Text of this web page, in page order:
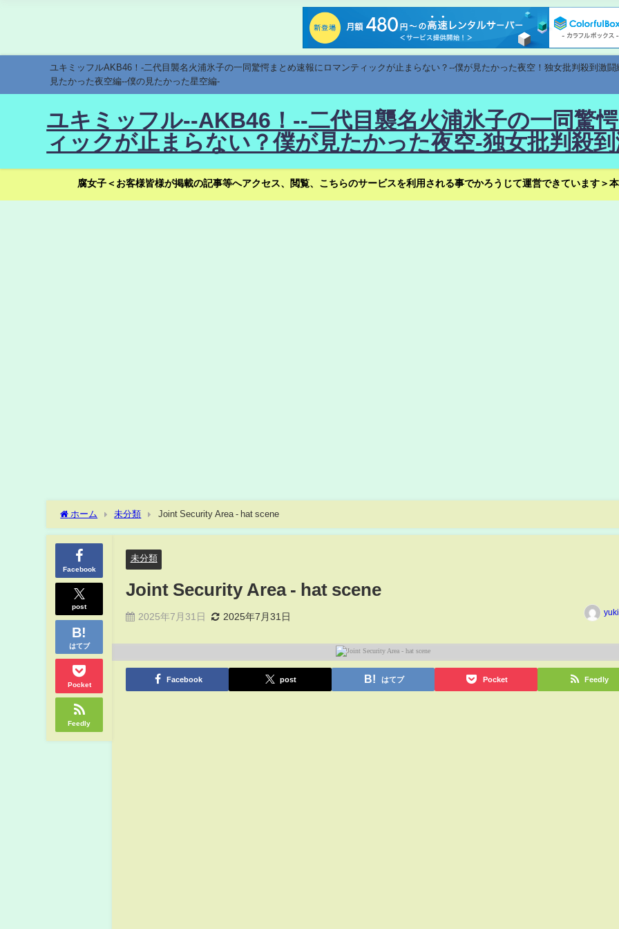
ユキミッフルAKB46！-二代目襲名火浦氷子の一同驚愕まとめ速報にロマンティックが止まらない？--僕が見たかった夜空！独女批判殺到激
見たかった夜空編--僕の見たかった星空編-
ユキミッフル--AKB46！--二代目襲名火浦氷子の一同驚
ィックが止まらない？僕が見たかった夜空-独女批判殺
腐女子＜お客様皆様が掲載の記事等へアクセス、閲覧、こちらのサービスを利用される事でかろうじて運営できています＞
ホーム 未分類 Joint Security Area - hat scene
Facebook
post
はてブ
Pocket
Feedly
未分類
Joint Security Area - hat scene
2025年7月31日 2025年7月31日
Facebook post はてブ Pocket Feedly